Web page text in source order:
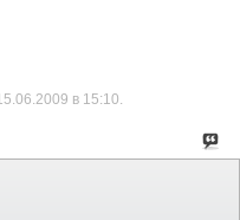
в 15:10.